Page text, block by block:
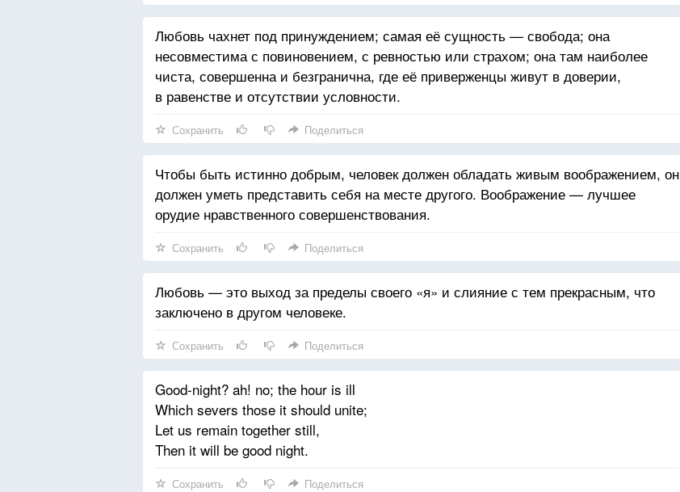
Всего проходит краткая пора,
И все возьмет таинственная чаща.
Сегодня непохоже на вчера,
И лишь изменчивость непреходяща.
Любовь чахнет под принуждением; самая её сущность — свобода; она
несовместима с повиновением, с ревностью или страхом; она там наиболее
чиста, совершенна и безгранична, где её приверженцы живут в доверии,
в равенстве и отсутствии условности.
Сохранить Поделиться
Чтобы быть истинно добрым, человек должен обладать живым воображением, он
должен уметь представить себя на месте другого. Воображение — лучшее
орудие нравственного совершенствования.
Сохранить Поделиться
Любовь — это выход за пределы своего «я» и слияние с тем прекрасным, что
заключено в другом человеке.
Сохранить Поделиться
Good-night? ah! no; the hour is ill
Which severs those it should unite;
Let us remain together still,
Then it will be good night.
Сохранить Поделиться